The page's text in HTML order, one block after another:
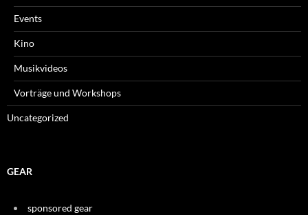
Events
Kino
Musikvideos
Vorträge und Workshops
Uncategorized
GEAR
sponsored gear